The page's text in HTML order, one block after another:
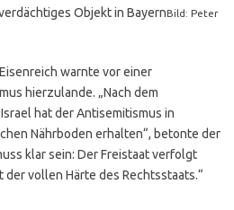
Objekt in BayernBild: Peter
warnte vor einer
hierzulande. „Nach dem
hat der Antisemitismus in
Nährboden erhalten“, betonte der
klar sein: Der Freistaat verfolgt
vollen Härte des Rechtsstaats.“